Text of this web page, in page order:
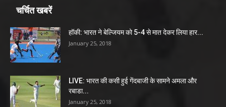
चर्चित खबरें
हॉकी: भारत ने बेल्जियम को 5-4 से मात देकर लिया हार...
January 25, 2018
LIVE: भारत की कसी हुई गेंदबाजी के सामने अमला और
रबाडा...
January 25, 2018